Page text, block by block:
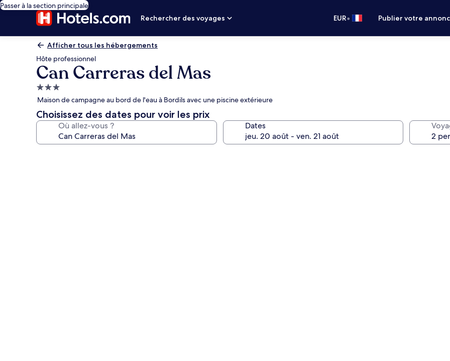
Passer à la section principale
Rechercher des voyages
EUR• Publier votre
Afficher tous les hébergements
Hôte professionnel
Can Carreras del Mas
Hébergement
3.0 étoiles
Maison de campagne au bord de l'eau à Bordils avec une piscine extérieure
Choisissez des dates pour voir les prix
Où allez-vous ? Dates